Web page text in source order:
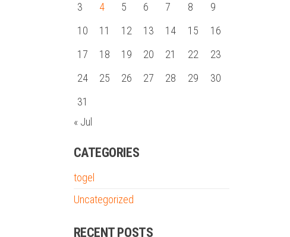
3
4 5 6 7 8
9
10
11 12 13 14 15
16
17
18 19 20 21 22
23
24
25 26 27 28 29
30
31
« Jul
CATEGORIES
togel
Uncategorized
RECENT POSTS